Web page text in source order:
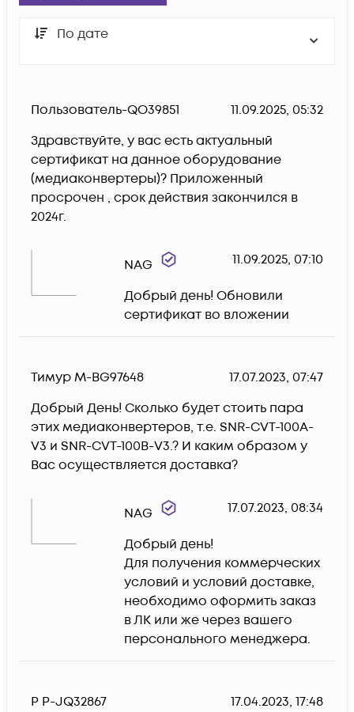
По дате
Пользователь-QO39851
11.09.2025, 05:32
Здравствуйте, у вас есть актуальный
сертификат на данное оборудование
(медиаконвертеры)? Приложенный
просрочен , срок действия закончился в
2024г.
NAG 11.09.2025, 07:10
Добрый день! Обновили
сертификат во вложении
Тимур М-BG97648
17.07.2023, 07:47
Добрый День! Сколько будет стоить пара
этих медиаконвертеров, т.е. SNR-CVT-100A-
V3 и SNR-CVT-100В-V3.? И каким образом у
Вас осуществляется доставка?
NAG 17.07.2023, 08:34
Добрый день!
Для получения коммерческих
условий и условий доставке,
необходимо оформить заказ
в ЛК или же через вашего
персонального менеджера.
Р Р-JQ32867
17.04.2023, 17:48